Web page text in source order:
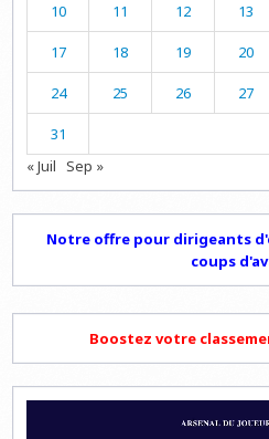
10 11 12 13
17 18 19 20
24 25 26 27
31
« Juil Sep »
Notre offre pour dirigeants
coups
Boostez votre